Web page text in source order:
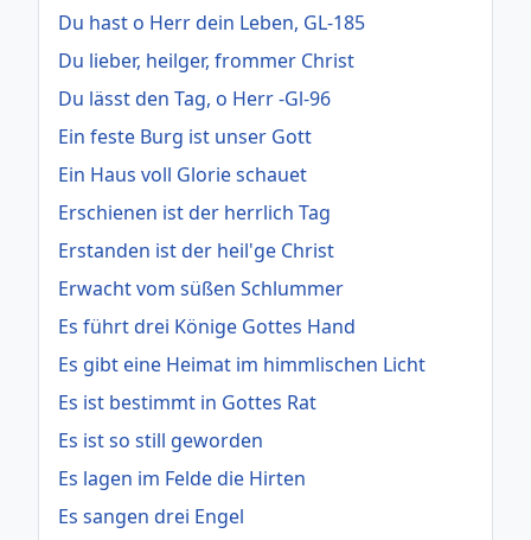
Du hast o Herr dein Leben, GL-185
Du lieber, heilger, frommer Christ
Du lässt den Tag, o Herr -Gl-96
Ein feste Burg ist unser Gott
Ein Haus voll Glorie schauet
Erschienen ist der herrlich Tag
Erstanden ist der heil'ge Christ
Erwacht vom süßen Schlummer
Es führt drei Könige Gottes Hand
Es gibt eine Heimat im himmlischen Licht
Es ist bestimmt in Gottes Rat
Es ist so still geworden
Es lagen im Felde die Hirten
Es sangen drei Engel